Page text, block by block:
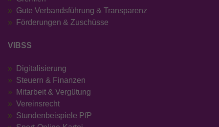
Gute Verbandsführung & Transparenz
Förderungen & Zuschüsse
VIBSS
Digitalisierung
Steuern & Finanzen
Mitarbeit & Vergütung
Vereinsrecht
Stundenbeispiele PfP